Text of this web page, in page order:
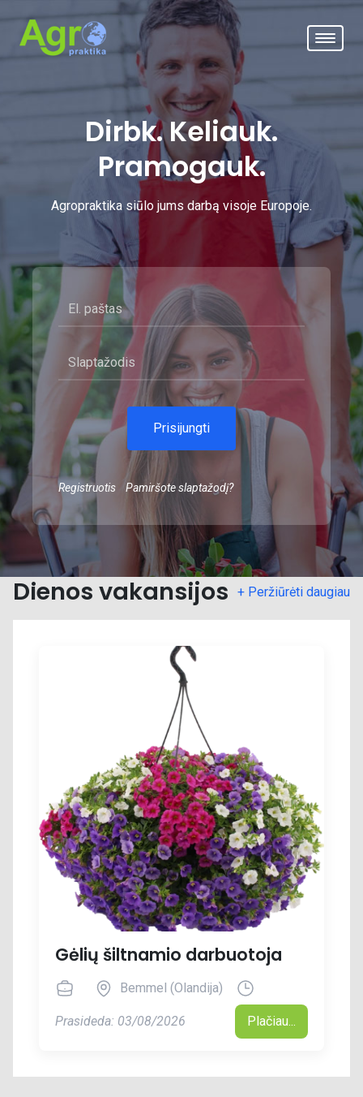
Dirbk. Keliauk.
Pramogauk.
Agropraktika siūlo jums darbą visoje Europoje.
Prisijungti
Registruotis Pamiršote slaptažodį?
Dienos vakansijos + Peržiūrėti daugiau
Gėlių šiltnamio darbuotoja
Bemmel (Olandija)
Prasideda: 03/08/2026 Plačiau...